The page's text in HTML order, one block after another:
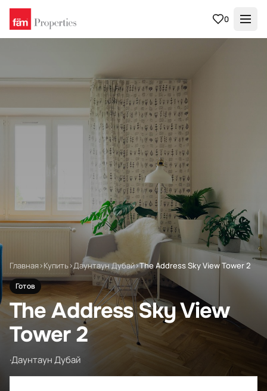
0
Главная›Купить›Даунтаун Дубай›The Address Sky View Tower 2
Готов
The Address Sky View
Tower 2
·Даунтаун Дубай